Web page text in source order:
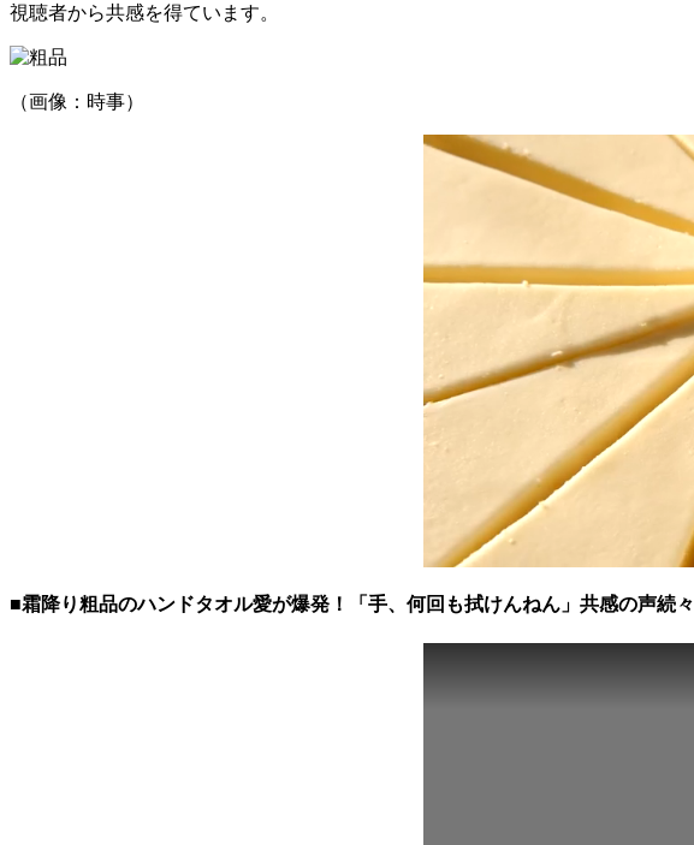
視聴者から共感を得ています。
（画像：時事）
■霜降り粗品のハンドタオル愛が爆発！「手、何回も拭けんねん」共感の声続々